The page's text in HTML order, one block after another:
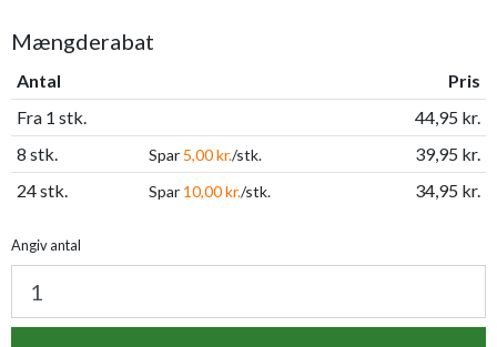
Mængderabat
Antal
Pris
Fra 1 stk.
44,95 kr.
8 stk.
Spar 5,00 kr./stk.
39,95 kr.
24 stk.
Spar 10,00 kr./stk. 34,95 kr.
Angiv antal